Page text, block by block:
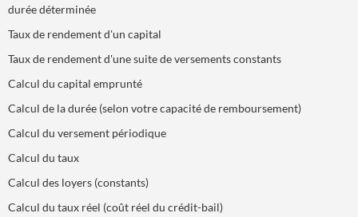
durée déterminée
Taux de rendement d'un capital
Taux de rendement d'une suite de versements constants
Calcul du capital emprunté
Calcul de la durée (selon votre capacité de remboursement)
Calcul du versement périodique
Calcul du taux
Calcul des loyers (constants)
Calcul du taux réel (coût réel du crédit-bail)